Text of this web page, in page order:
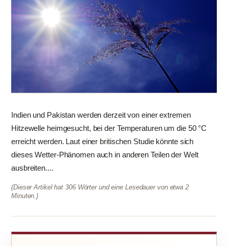
Indien und Pakistan werden derzeit von einer extremen
Hitzewelle heimgesucht, bei der Temperaturen um die 50 °C
erreicht werden. Laut einer britischen Studie könnte sich
dieses Wetter-Phänomen auch in anderen Teilen der Welt
ausbreiten....
(Dieser Artikel hat 306 Wörter und eine Lesedauer von etwa 2
Minuten.)